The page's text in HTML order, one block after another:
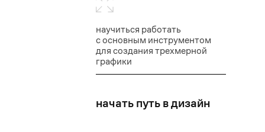
научиться работать
с основным инструментом
для создания трехмерной
графики
начать путь в дизайн